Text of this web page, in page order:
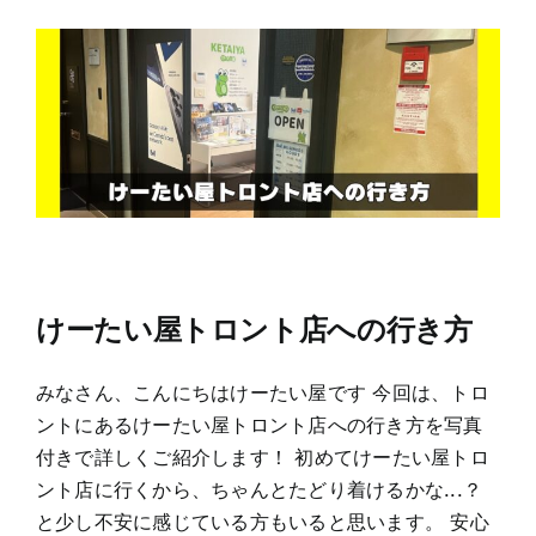
けーたい屋トロント店への行き方
みなさん、こんにちはけーたい屋です 今回は、トロ
ントにあるけーたい屋トロント店への行き方を写真
付きで詳しくご紹介します！ 初めてけーたい屋トロ
ント店に行くから、ちゃんとたどり着けるかな...？
と少し不安に感じている方もいると思います。 安心